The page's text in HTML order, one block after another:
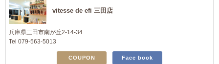
vitesse de efi 三田店
兵庫県三田市南が丘2-14-34
Tel 079-563-5013
COUPON Face book